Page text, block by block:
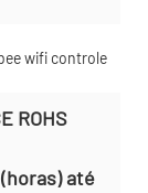
ROHS
até